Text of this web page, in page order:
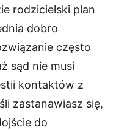
rodzicielski plan
dobro
często
sąd nie musi
kontaktów z
zastanawiasz się,
do